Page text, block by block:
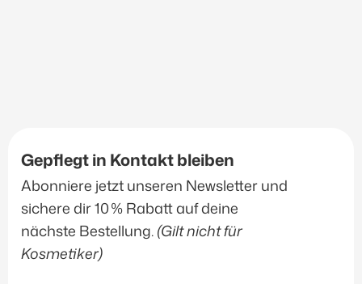
Gepflegt in Kontakt bleiben
Abonniere jetzt unseren Newsletter und
sichere dir 10 % Rabatt auf deine
nächste Bestellung.(Gilt nicht für
Kosmetiker)